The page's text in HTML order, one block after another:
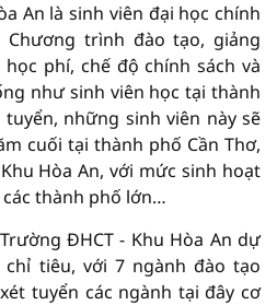
An là sinh viên đại học chính
Chương trình đào tạo, giảng
phí, chế độ chính sách và
như sinh viên học tại thành
những sinh viên này sẽ
cuối tại thành phố Cần Thơ,
Hòa An, với mức sinh hoạt
thành phố lớn…
ĐHCT - Khu Hòa An dự
chỉ tiêu, với 7 ngành đào tạo
tuyển các ngành tại đây cơ